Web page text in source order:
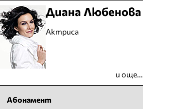
Диана Любенова
Актриса
и още...
Абонамент